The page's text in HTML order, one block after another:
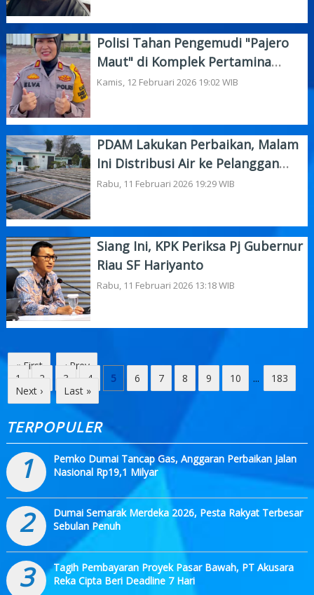
Polisi Tahan Pengemudi "Pajero
Maut" di Komplek Pertamina
Dumai
Kamis, 12 Februari 2026 19:02 WIB
PDAM Lakukan Perbaikan, Malam
Ini Distribusi Air ke Pelanggan
Dihentikan 5 Jam
Rabu, 11 Februari 2026 19:29 WIB
Siang Ini, KPK Periksa Pj Gubernur
Riau SF Hariyanto
Rabu, 11 Februari 2026 13:18 WIB
« First
‹ Prev
1
2 3 4 5 6 7 8 9 10 ...
183
Next ›
Last »
TERPOPULER
1
Pemko Dumai Tancap Gas, Anggaran Perbaikan Jalan
Nasional Rp19,1 Milyar
2
Dumai Semarak Merdeka 2026, Pesta Rakyat Terbesar
Sebulan Penuh
3
Tagih Pembayaran Proyek Pasar Bawah, PT Akusara
Reka Cipta Beri Deadline 7 Hari